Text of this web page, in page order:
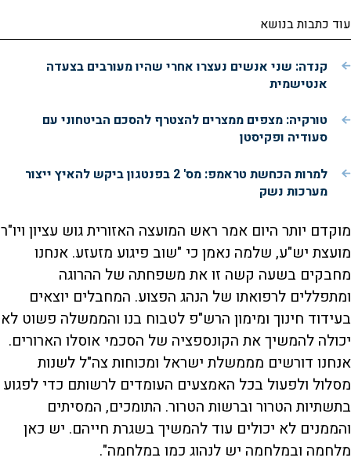
עוד כתבות בנושא
קנדה: שני אנשים נעצרו אחרי שהיו מעורבים בצעדה
אנטישמית
טורקיה: מצפים ממצרים להצטרף להסכם הביטחוני עם
סעודיה ופקיסטן
למרות הכחשת טראמפ: מס' 2 בפנטגון ביקש להאיץ ייצור
מערכות נשק
מוקדם יותר היום אמר ראש המועצה האזורית גוש עציון ויו"ר
מועצת יש"ע, שלמה נאמן כי "שוב פיגוע מזעזע. אנחנו
מחבקים בשעה קשה זו את משפחתה של ההרוגה
ומתפללים לרפואתו של הנהג הפצוע. המחבלים יוצאים
בעידוד חינוך ומימון הרש"פ לטבוח בנו והממשלה פשוט לא
יכולה להמשיך את הקונספציה של הסכמי אוסלו הארורים.
אנחנו דורשים מממשלת ישראל ומכוחות צה"ל לשנות
מסלול ולפעול בכל האמצעים העומדים לרשותם כדי לפגוע
בתשתיות הטרור וברשות הטרור. התומכים, המסיתים
והממנים לא יכולים עוד להמשיך בשגרת חייהם. יש כאן
מלחמה ובמלחמה יש לנהוג כמו במלחמה".